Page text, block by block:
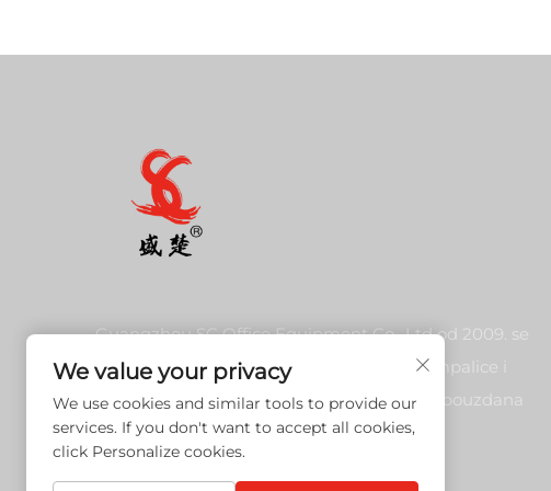
Guangzhou SC Office Equipment Co., Ltd od 2009. se
bavi visokokvalitetnom potrošnjom za štampalice i
kopire kompatibilnim s Japanom. Otkrijte pouzdana
tonerska kartuša i rješenja za slikanje.
We value your privacy
We use cookies and similar tools to provide our
services. If you don't want to accept all cookies,
click Personalize cookies.